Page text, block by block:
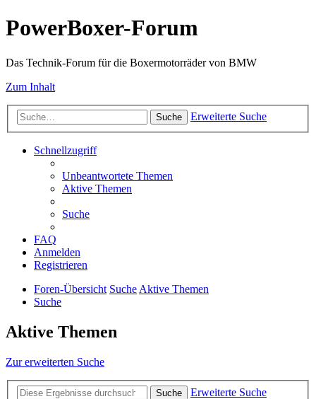
PowerBoxer-Forum
Das Technik-Forum für die Boxermotorräder von BMW
Zum Inhalt
Suche Erweiterte Suche
Schnellzugriff
Unbeantwortete Themen
Aktive Themen
Suche
FAQ
Anmelden
Registrieren
Foren-Übersicht SucheAktive Themen
Suche
Aktive Themen
Zur erweiterten Suche
Suche
Erweiterte Suche